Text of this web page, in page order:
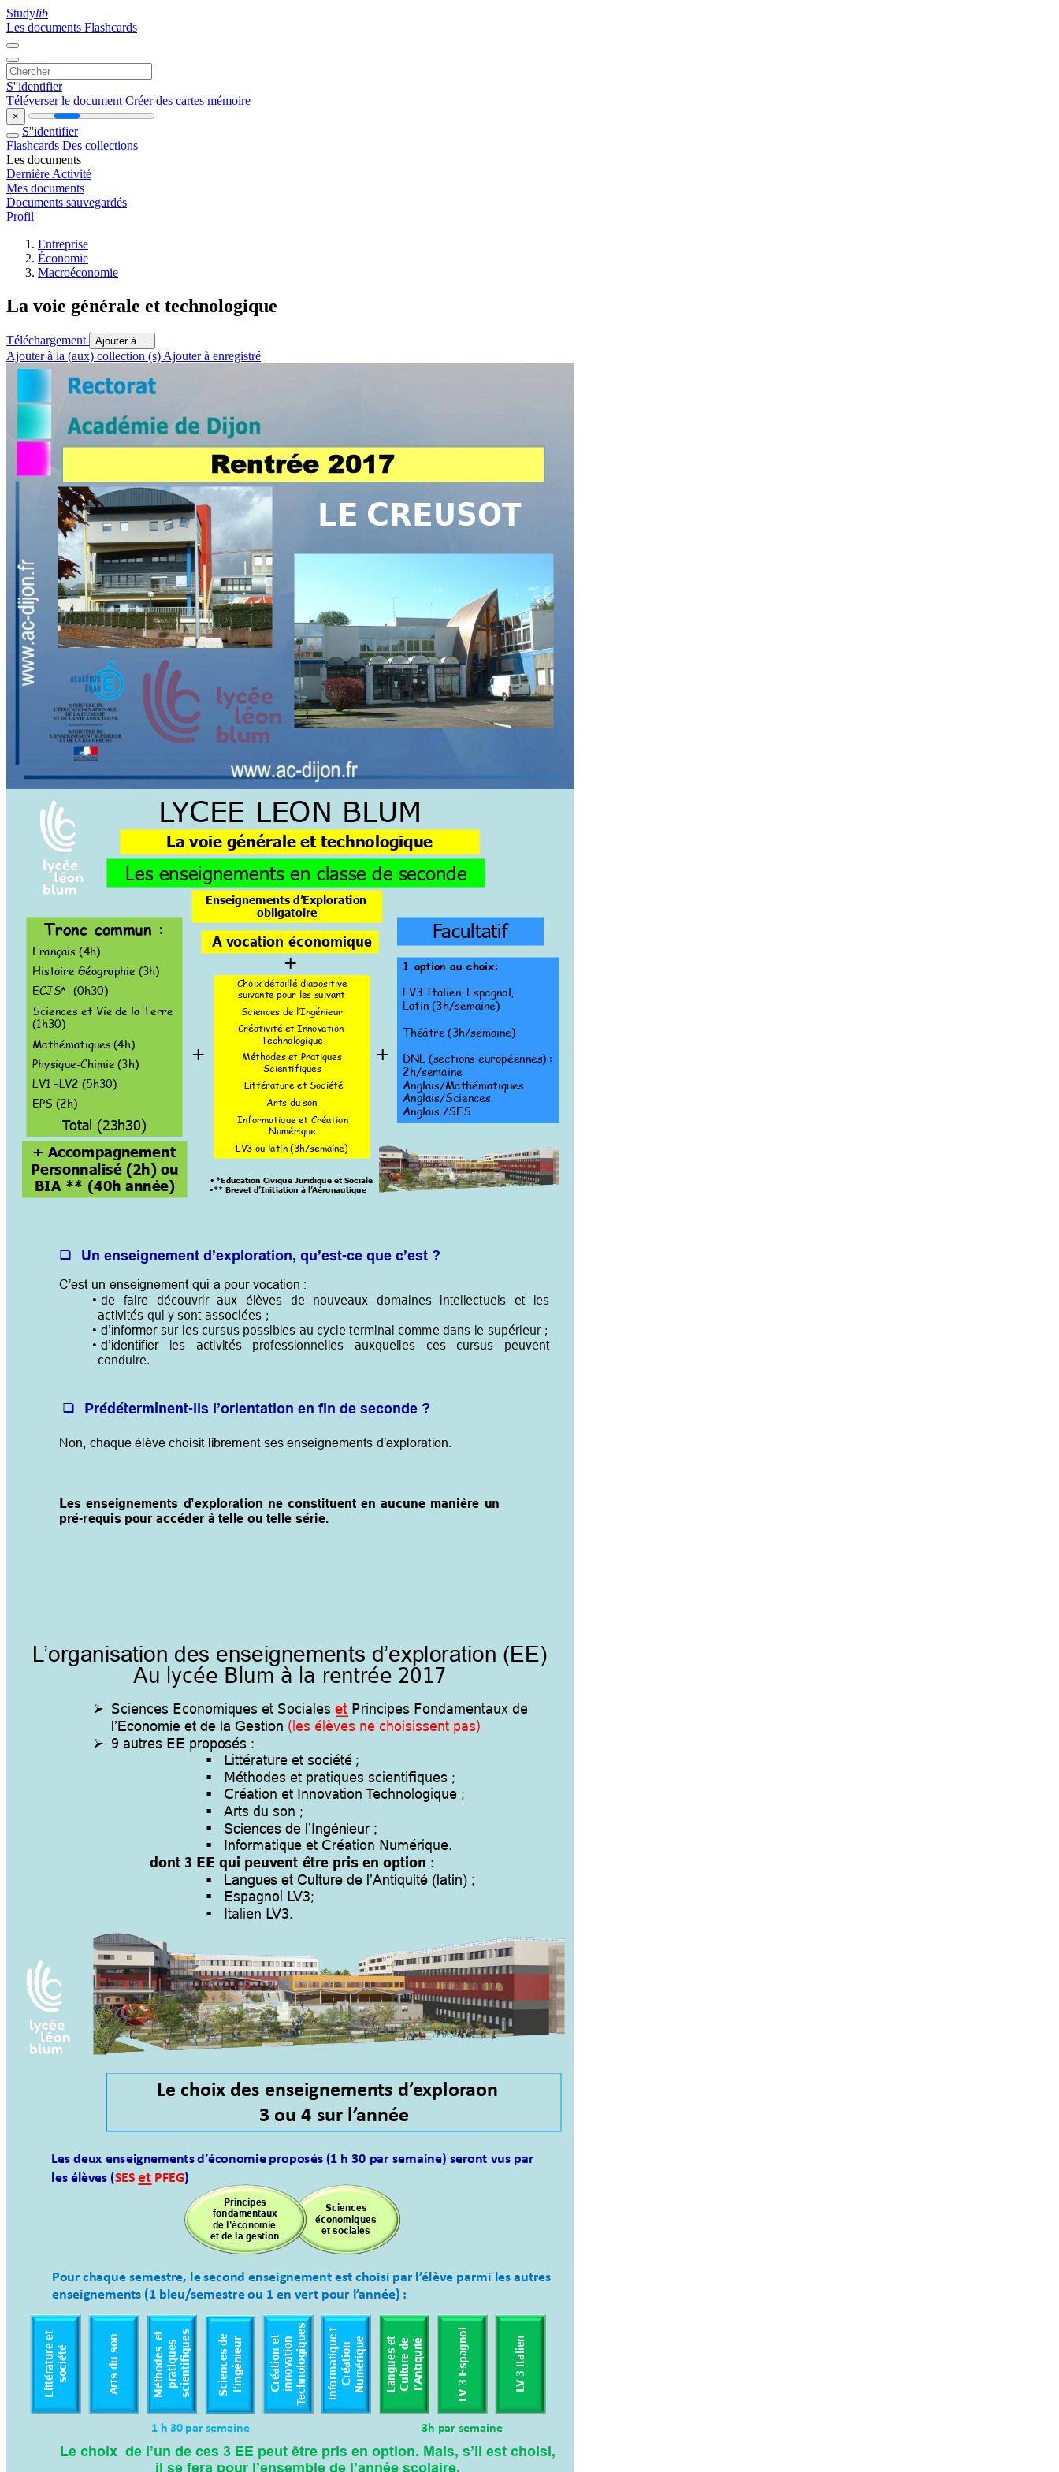
Studylib
Les documents Flashcards
S''identifier
Téléverser le document Créer des cartes mémoire
×
S''identifier
Flashcards Des collections
Les documents
Dernière Activité
Mes documents
Documents sauvegardés
Profil
Entreprise
Économie
Macroéconomie
La voie générale et technologique
Téléchargement Ajouter à ...
Ajouter à la (aux) collection (s) Ajouter à enregistré
Rentrée 2017
LE CREUSOT
Tronc commun :
Français (4h)
Histoire Géographie (3h)
ECJS* (0h30)
Sciences et Vie de la Terre
(1h30)
Mathématiques (4h)
Physique-Chimie (3h)
LV1 –LV2 (5h30)
EPS (2h)
Choix détaillé diapositive
suivante pour les suivant
Sciences de l’Ingénieur
Créativité et Innovation
Technologique
Méthodes et Pratiques
Scientifiques
Littérature et Société
Arts du son
Informatique et Création
Numérique
LV3 ou latin (3h/semaine)
1 option au choix:
LV3 Italien, Espagnol,
Latin (3h/semaine)
Théâtre (3h/semaine)
DNL (sections européennes) :
2h/semaine
Anglais/Mathématiques
Anglais/Sciences
Anglais /SES
Total (23h30)
Enseignements d’Exploration
obligatoire
Facultatif
Les enseignements en classe de seconde
+ +
La voie générale et technologique
LYCEE LEON BLUM
+ Accompagnement
Personnalisé (2h) ou
BIA ** (40h année)
• *Education Civique Juridique et Sociale
•** Brevet d’Initiation à l’Aéronautique
Avocation économique
+
Un enseignement d’exploration, qu’est-ce que c’est ?
C’est un enseignement qui a pour vocation :
• de faire découvrir aux élèves de nouveaux domaines intellectuels et les
activitésqui y sont associées ;
• d’informer sur les cursus possibles au cycle terminal comme dans le supérieur ;
• d’identifier les activités professionnelles auxquelles ces cursus peuvent
conduire.
 Prédéterminent-ils l’orientation en fin de seconde ?
Non, chaque élève choisit librement ses enseignements d’exploration.
Les enseignements d’expl oration ne constituent en aucune manière un
pré-requis pour accéder à telle ou telle série.
L’organisation des enseignements d’exploration (EE)
Au lycée Blum à la rentrée 2017
 Sciences Economiques et Sociales etPrincipes Fondamentaux de
l’Economie et de la Gestion (les élèves ne choisissent pas)
 9 autres EE proposés :
 Littérature et société ;
 Méthodes et pratiques scientifiques ;
 Création et Innovation Technologique ;
 Arts du son ;
Sciences de l’Ingénieur ;
 Informatique et Création Numérique.
dont 3 EE qui peuvent être pris en option :
 Langues et Culture de l’Antiquité (latin) ;
 Espagnol LV3;
 Italien LV3.
Le choix des enseignements d’exploration
3 ou 4 sur l’année
Les deux enseignements d’économie proposés (1 h 30 par semaine) seront vus par
les élèves (SES et PFEG)
Sciences
économiques
et sociales
Principes
fondamentaux
de l’économie
et de la gestion
Pour chaque semestre, le second enseignement est choisi par l’élève parmi les autres
enseignements (1 b leu/semestre ou 1 en vert pour l’année) :
Littérature
et
société
A
rts
du son Méthodes
et
pratiques scientifiq
ues
Sciences
de l’ingénieur Création et innovation
T
echnologiques Informatique
t
Création Numérique Langues
et
Culture
de
l’A
ntiquité
L
V
3 Esp
agnol
L
V 3 Italien
Le choix  de l’un de ces 3 EE peut être pris en option. Mais, s’il est choisi,
1 h 30 par semaine 3h par semaine